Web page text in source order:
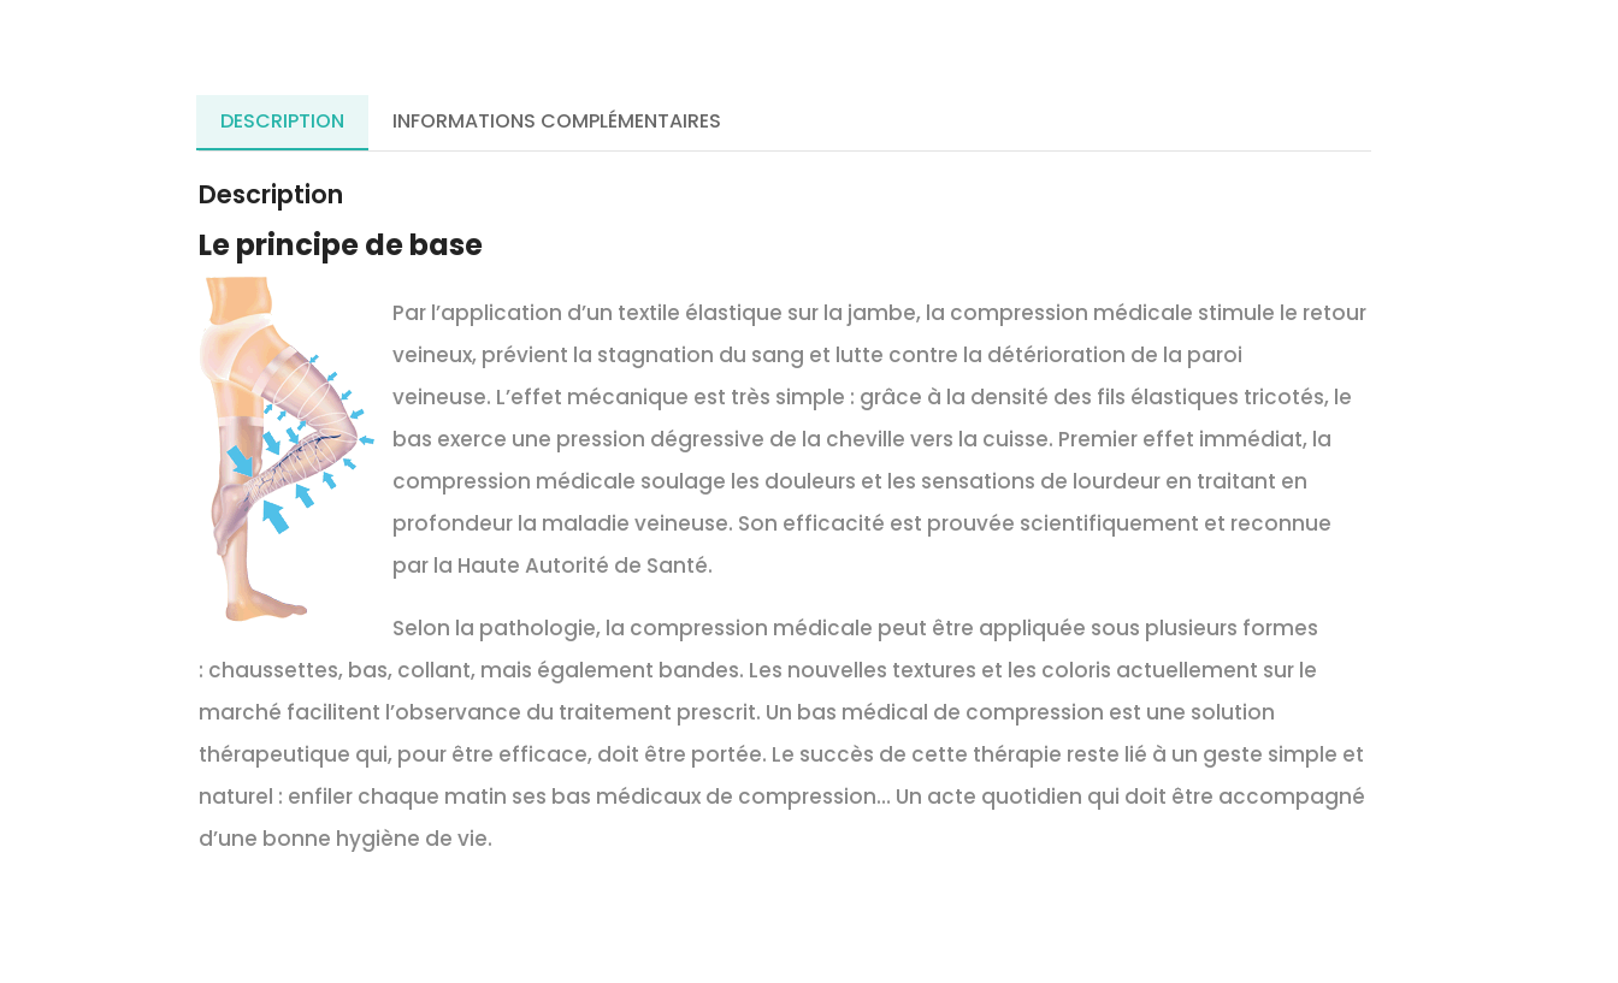
DESCRIPTION INFORMATIONS COMPLÉMENTAIRES
Description
Le principe de base
Par l’application d’un textile élastique sur la jambe, la compression médicale stimule le retour
veineux, prévient la stagnation du sang et lutte contre la détérioration de la paroi
veineuse. L’effet mécanique est très simple : grâce à la densité des fils élastiques tricotés, le
bas exerce une pression dégressive de la cheville vers la cuisse. Premier effet immédiat, la
compression médicale soulage les douleurs et les sensations de lourdeur en traitant en
profondeur la maladie veineuse. Son efficacité est prouvée scientifiquement et reconnue
par la Haute Autorité de Santé.
Selon la pathologie, la compression médicale peut être appliquée sous plusieurs formes
: chaussettes, bas, collant, mais également bandes. Les nouvelles textures et les coloris actuellement sur le
marché facilitent l’observance du traitement prescrit. Un bas médical de compression est une solution
thérapeutique qui, pour être efficace, doit être portée. Le succès de cette thérapie reste lié à un geste simple et
naturel : enfiler chaque matin ses bas médicaux de compression… Un acte quotidien qui doit être accompagné
d’une bonne hygiène de vie.